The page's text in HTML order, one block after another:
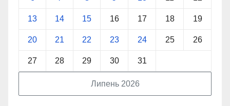
Липень 2026
13 14 15 16 17 18 19
20 21 22 23 24 25 26
27 28 29 30 31